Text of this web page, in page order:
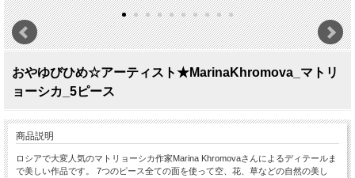
おやゆびひめ☆アーティスト★MarinaKhromova_マトリ
ョーシカ_5ピース
商品説明
ロシアで大変人気のマトリョーシカ作家Marina Khromovaさんによるディテールま
で美しい作品です。 7つのピース全ての面を使って空、花、草などの自然の美し